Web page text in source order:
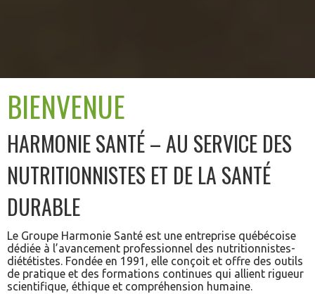
BIENVENUE
HARMONIE SANTÉ – AU SERVICE DES
NUTRITIONNISTES ET DE LA SANTÉ
DURABLE
Le Groupe Harmonie Santé est une entreprise québécoise
dédiée à l’avancement professionnel des nutritionnistes-
diététistes. Fondée en 1991, elle conçoit et offre des outils
de pratique et des formations continues qui allient rigueur
scientifique, éthique et compréhension humaine.